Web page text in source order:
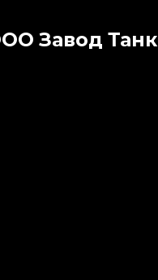
Завод